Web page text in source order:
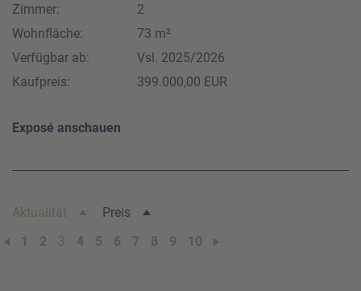
Zimmer:
2
Wohnfläche:
73 m²
Verfügbar ab:
Vsl. 2025/2026
Kaufpreis:
399.000,00 EUR
Exposé anschauen
Aktualität
Preis
1
2 3 4 5 6 7 8 9 10